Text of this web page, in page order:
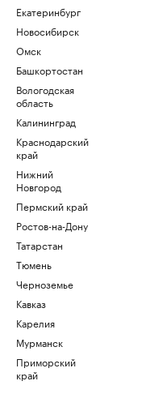
Екатеринбург
Новосибирск
Омск
Башкортостан
Вологодская
область
Калининград
Краснодарский
край
Нижний
Новгород
Пермский край
Ростов-на-Дону
Татарстан
Тюмень
Черноземье
Кавказ
Карелия
Мурманск
Приморский
край